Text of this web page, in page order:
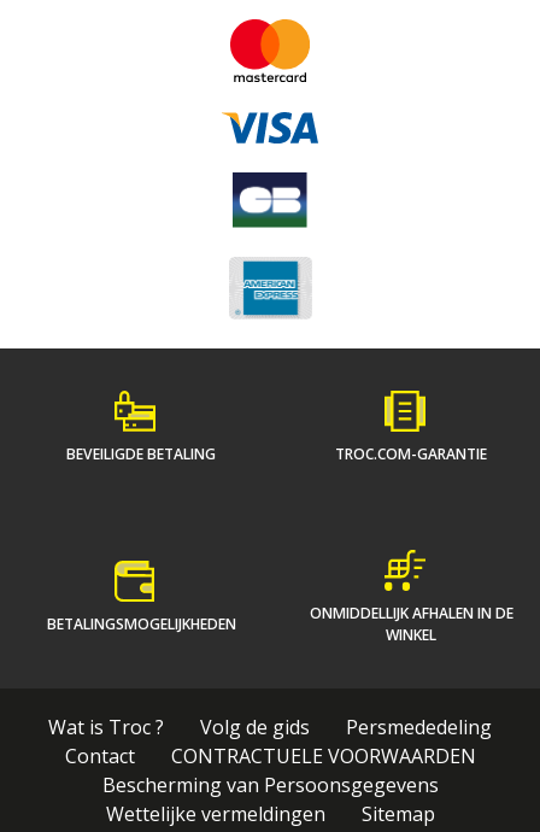
BEVEILIGDE BETALING TROC.COM-GARANTIE
BETALINGSMOGELIJKHEDEN
ONMIDDELLIJK AFHALEN IN DE
WINKEL
Wat is Troc ? Volg de gids
Persmededeling
Contact
CONTRACTUELE VOORWAARDEN
Bescherming van Persoonsgegevens
Wettelijke vermeldingen
Sitemap